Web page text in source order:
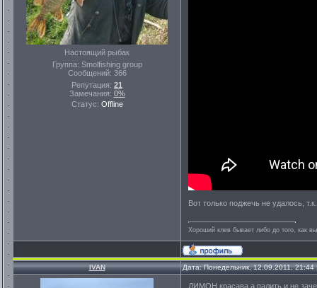
Настоящий рыбак
Группа: Smolfishing group
Сообщений: 366
Репутация: 21
Замечания: 0%
Статус: Offline
Вот только поджечь не удалось,
Хороший клев бывает либо до того, как
IVAN Дата: Понедельник, 12.09.2011,
ДИМОН красава а палить и не